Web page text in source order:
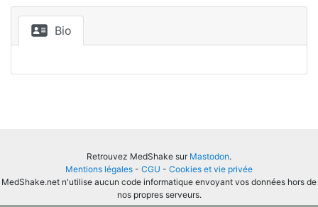
Bio
Retrouvez MedShake sur Mastodon.
Mentions légales - CGU - Cookies et vie privée
MedShake.net n'utilise aucun code informatique envoyant vos données hors de
nos propres serveurs.